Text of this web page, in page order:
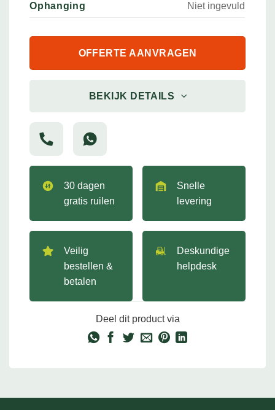
Ophanging Niet ingevuld
OFFERTE AANVRAGEN
BEKIJK DETAILS
30 dagen
gratis ruilen
Snelle
levering
Veilig
bestellen &
betalen
Deskundige
helpdesk
Deel dit product via